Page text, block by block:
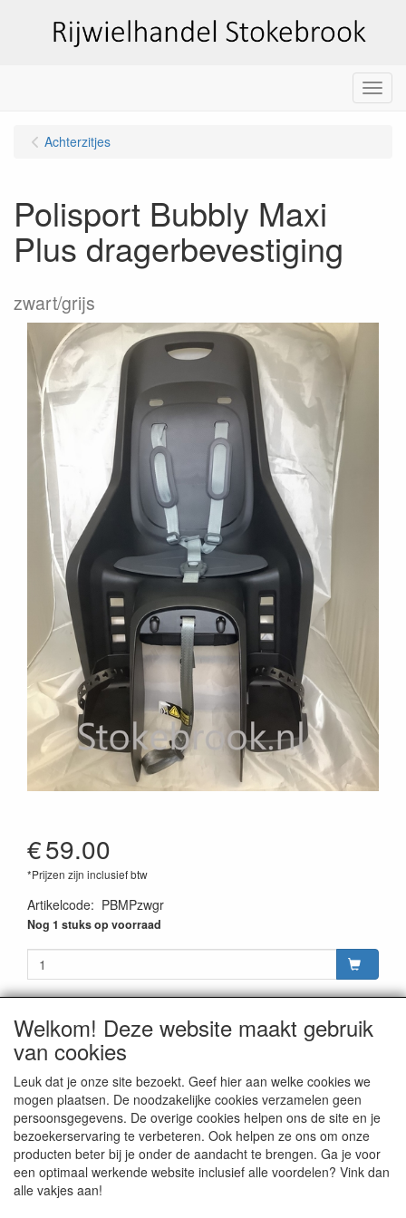
Menu
Achterzitjes
Polisport Bubbly Maxi
Plus dragerbevestiging
zwart/grijs
€59.00
*Prijzen zijn inclusief btw
Artikelcode: PBMPzwgr
Nog 1 stuks op voorraad
CONTACTGEGEVENS
Rijwielhandel Stokebrook
Stadsweg 27
9917 PV Wirdum (Gn.)
E-mail: stokebrook@xs4all.nl
Telefoon: 0596 - 571646
Welkom! Deze website maakt gebruik
van cookies
Leuk dat je onze site bezoekt. Geef hier aan welke cookies we
mogen plaatsen. De noodzakelijke cookies verzamelen geen
persoonsgegevens. De overige cookies helpen ons de site en je
bezoekerservaring te verbeteren. Ook helpen ze ons om onze
producten beter bij je onder de aandacht te brengen. Ga je voor
een optimaal werkende website inclusief alle voordelen? Vink dan
alle vakjes aan!